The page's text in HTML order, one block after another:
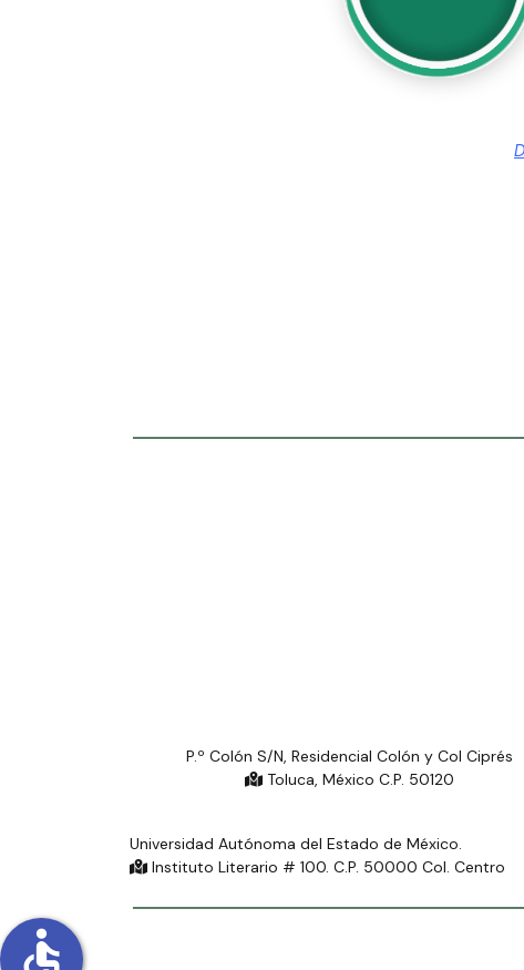
P.º Colón S/N, Residencial Colón y Col Ciprés
Toluca, México C.P. 50120
Universidad Autónoma del Estado de México.
Instituto Literario # 100. C.P. 50000 Col. Centro
accessible